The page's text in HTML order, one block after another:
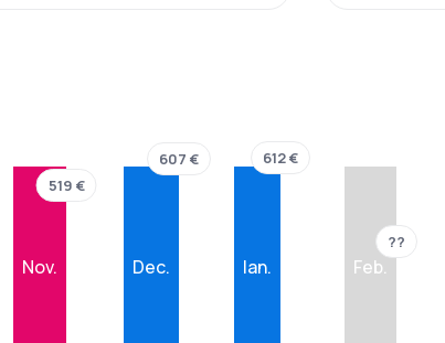
Nov.
519 €
Dec.
607 €
Ian.
612 €
Feb.
??